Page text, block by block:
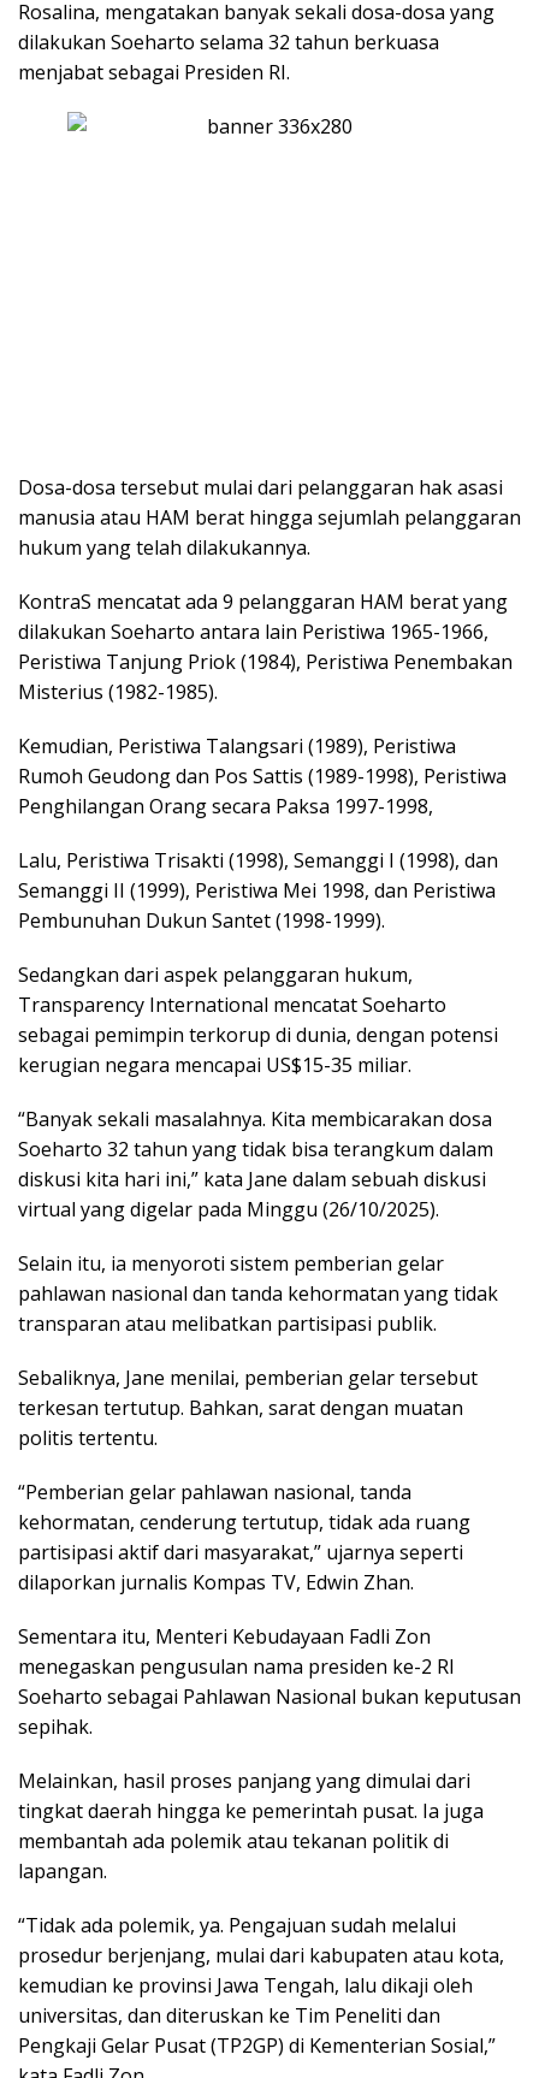
Rosalina, mengatakan banyak sekali dosa-dosa yang
dilakukan Soeharto selama 32 tahun berkuasa
menjabat sebagai Presiden RI.
Dosa-dosa tersebut mulai dari pelanggaran hak asasi
manusia atau HAM berat hingga sejumlah pelanggaran
hukum yang telah dilakukannya.
KontraS mencatat ada 9 pelanggaran HAM berat yang
dilakukan Soeharto antara lain Peristiwa 1965-1966,
Peristiwa Tanjung Priok (1984), Peristiwa Penembakan
Misterius (1982-1985).
Kemudian, Peristiwa Talangsari (1989), Peristiwa
Rumoh Geudong dan Pos Sattis (1989-1998), Peristiwa
Penghilangan Orang secara Paksa 1997-1998,
Lalu, Peristiwa Trisakti (1998), Semanggi I (1998), dan
Semanggi II (1999), Peristiwa Mei 1998, dan Peristiwa
Pembunuhan Dukun Santet (1998-1999).
Sedangkan dari aspek pelanggaran hukum,
Transparency International mencatat Soeharto
sebagai pemimpin terkorup di dunia, dengan potensi
kerugian negara mencapai US$15-35 miliar.
“Banyak sekali masalahnya. Kita membicarakan dosa
Soeharto 32 tahun yang tidak bisa terangkum dalam
diskusi kita hari ini,” kata Jane dalam sebuah diskusi
virtual yang digelar pada Minggu (26/10/2025).
Selain itu, ia menyoroti sistem pemberian gelar
pahlawan nasional dan tanda kehormatan yang tidak
transparan atau melibatkan partisipasi publik.
Sebaliknya, Jane menilai, pemberian gelar tersebut
terkesan tertutup. Bahkan, sarat dengan muatan
politis tertentu.
“Pemberian gelar pahlawan nasional, tanda
kehormatan, cenderung tertutup, tidak ada ruang
partisipasi aktif dari masyarakat,” ujarnya seperti
dilaporkan jurnalis Kompas TV, Edwin Zhan.
Sementara itu, Menteri Kebudayaan Fadli Zon
menegaskan pengusulan nama presiden ke-2 RI
Soeharto sebagai Pahlawan Nasional bukan keputusan
sepihak.
Melainkan, hasil proses panjang yang dimulai dari
tingkat daerah hingga ke pemerintah pusat. Ia juga
membantah ada polemik atau tekanan politik di
lapangan.
“Tidak ada polemik, ya. Pengajuan sudah melalui
prosedur berjenjang, mulai dari kabupaten atau kota,
kemudian ke provinsi Jawa Tengah, lalu dikaji oleh
universitas, dan diteruskan ke Tim Peneliti dan
Pengkaji Gelar Pusat (TP2GP) di Kementerian Sosial,”